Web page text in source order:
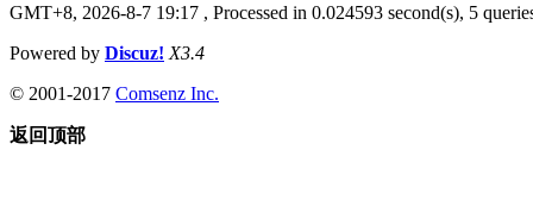
GMT+8, 2026-8-7 19:17 , Processed in 0.024593 second(s), 5
Powered by Discuz! X3.4
© 2001-2017 Comsenz Inc.
返回顶部